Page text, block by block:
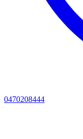
0470208444